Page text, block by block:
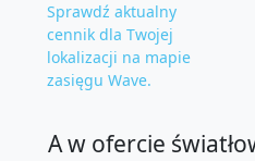
Sprawdź aktualny
cennik dla Twojej
lokalizacji na mapie
zasięgu Wave.
A w ofercie